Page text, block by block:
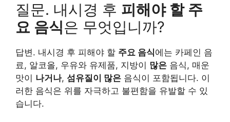
질문. 내시경 후 피해야 할 주
요 음식은 무엇입니까?
답변. 내시경 후 피해야 할 주요 음식에는 카페인 음
료, 알코올, 우유와 유제품, 지방이 많은 음식, 매운
맛이 나거나, 섬유질이 많은 음식이 포함됩니다. 이
러한 음식은 위를 자극하고 불편함을 유발할 수 있
습니다.